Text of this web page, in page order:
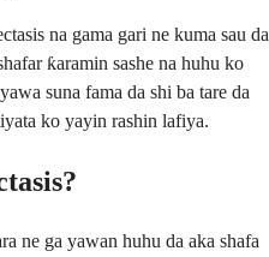
na gama gari ne kuma sau da
ƙaramin sashe na huhu ko
suna fama da shi ba tare da
ko yayin rashin lafiya.
ne ga yawan huhu da aka shafa